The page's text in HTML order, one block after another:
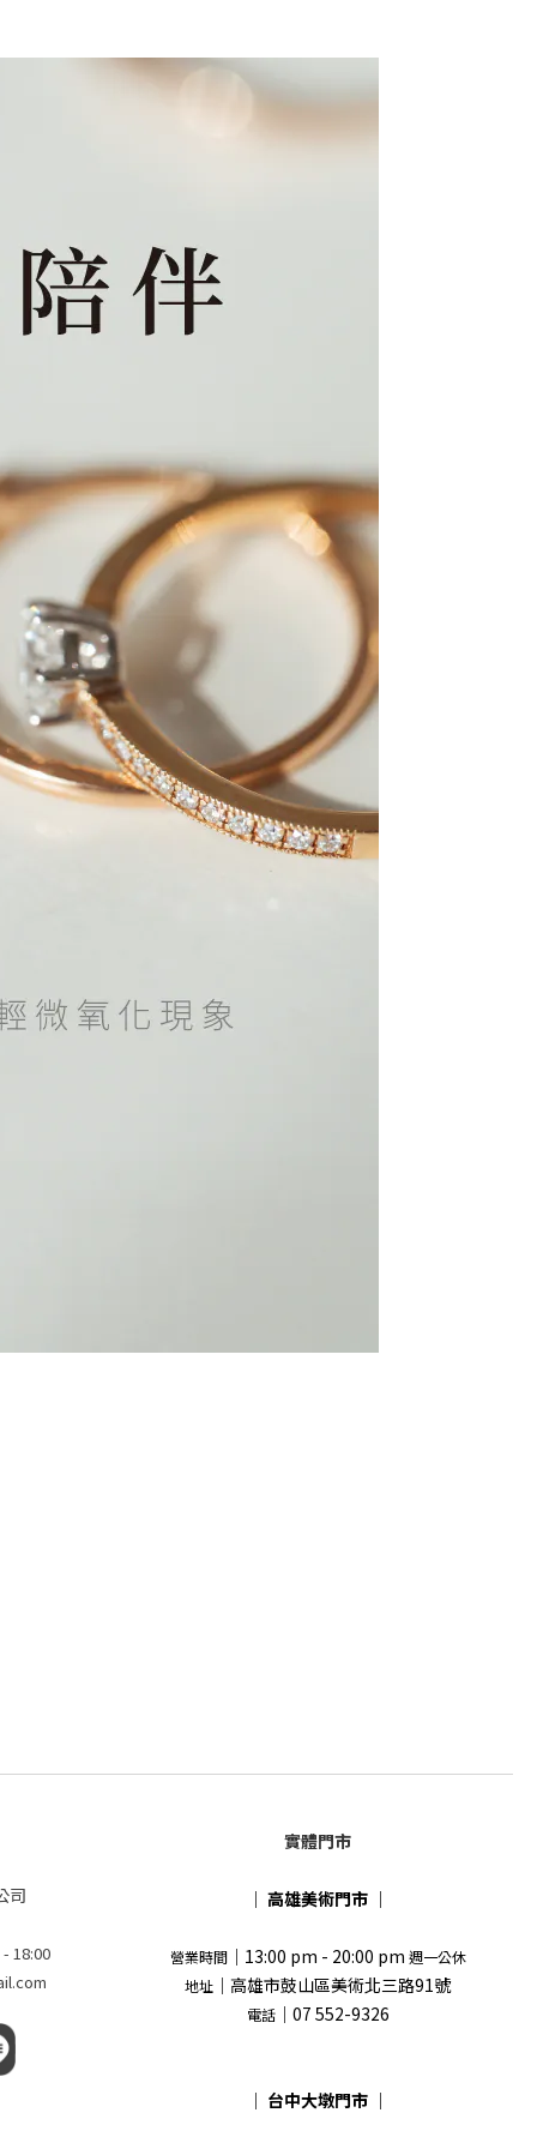
司
18:00
實體門市
｜ 高雄美術門市 ｜
營業時間｜13:00 pm - 20:00 pm 週一公休
地址 ｜高雄市鼓山區美術北三路91號
電話｜07 552-9326
｜ 台中大墩門市 ｜